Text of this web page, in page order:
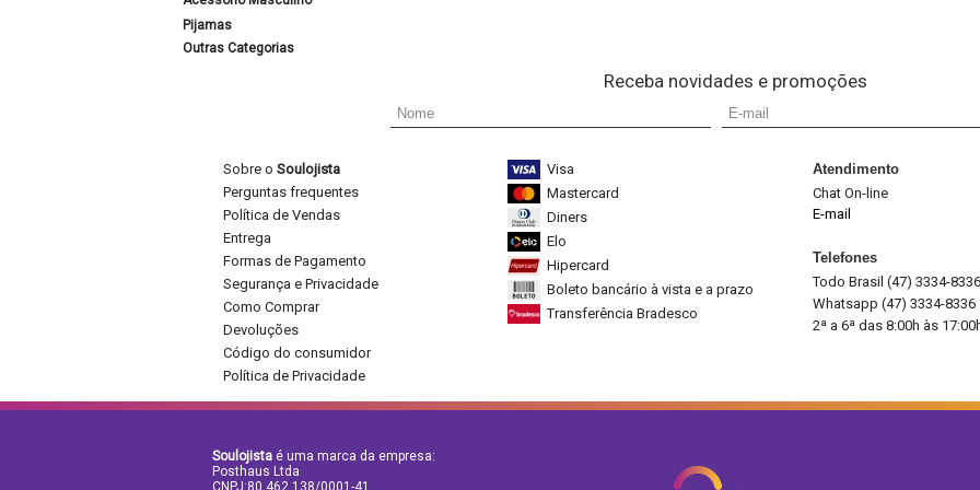
Pijamas
Outras Categorias
Receba novidades e promoções
Sobre o Soulojista
Perguntas frequentes
Política de Vendas
Entrega
Formas de Pagamento
Segurança e Privacidade
Como Comprar
Devoluções
Código do consumidor
Política de Privacidade
Visa
Mastercard
Diners
Elo
Hipercard
Boleto bancário à vista e a prazo
Transferência Bradesco
Atendimento
Chat On-line
E-mail
Telefones
Todo Brasil (47) 3334-8336
Whatsapp (47) 3334-8336
2ª a 6ª das 8:00h às
Soulojista é uma marca da empresa:
Posthaus Ltda
CNPJ:80.462.138/0001-41